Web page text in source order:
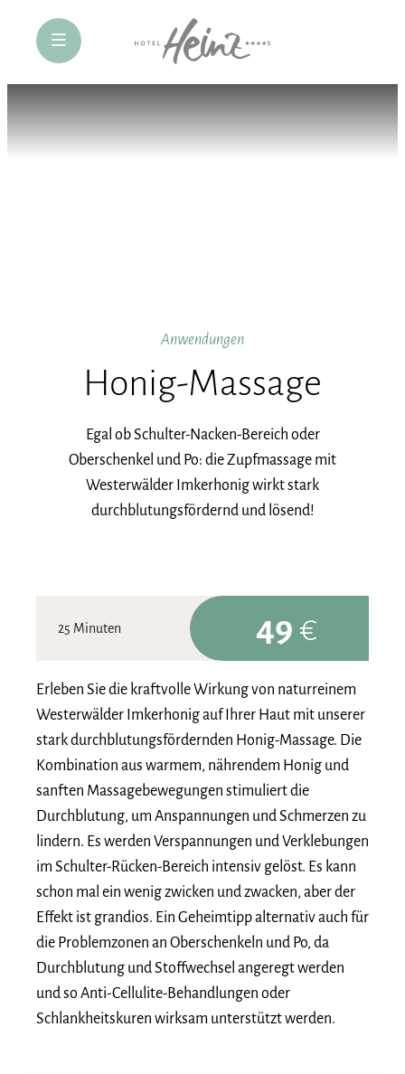
öffne Navigation
Anwendungen
Honig-Massage
Egal ob Schulter-Nacken-Bereich oder
Oberschenkel und Po: die Zupfmassage mit
Westerwälder Imkerhonig wirkt stark
durchblutungsfördernd und lösend!
25 Minuten 49 €
Erleben Sie die kraftvolle Wirkung von naturreinem
Westerwälder Imkerhonig auf Ihrer Haut mit unserer
stark durchblutungsfördernden Honig-Massage. Die
Kombination aus warmem, nährendem Honig und
sanften Massagebewegungen stimuliert die
Durchblutung, um Anspannungen und Schmerzen zu
lindern. Es werden Verspannungen und Verklebungen
im Schulter-Rücken-Bereich intensiv gelöst. Es kann
schon mal ein wenig zwicken und zwacken, aber der
Effekt ist grandios. Ein Geheimtipp alternativ auch für
die Problemzonen an Oberschenkeln und Po, da
Durchblutung und Stoffwechsel angeregt werden
und so Anti-Cellulite-Behandlungen oder
Schlankheitskuren wirksam unterstützt werden.